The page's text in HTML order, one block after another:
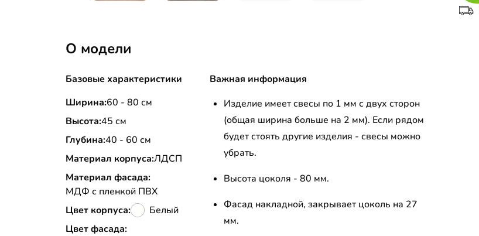
О модели
Базовые характеристики
Ширина:60 - 80 см
Высота:45 см
Глубина:40 - 60 см
Материал корпуса:ЛДСП
Материал фасада:
МДФ с пленкой ПВХ
Цвет корпуса:
Белый
Цвет фасада:
Важная информация
Изделие имеет свесы по 1 мм с двух сторон
(общая ширина больше на 2 мм). Если рядом
будет стоять другие изделия - свесы можно
убрать.
Высота цоколя - 80 мм.
Фасад накладной, закрывает цоколь на 27
мм.